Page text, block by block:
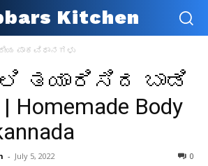
Kitchen
ಪಾಕವಿಧಾನಗಳು
ತಯಾರಿಸಿದ ಬಾಡಿ
Body
- July 5, 2022 0